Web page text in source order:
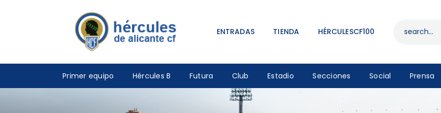
ENTRADAS TIENDA HÉRCULESCF100
Primer equipo Hércules B Futura Club Estadio Secciones Social Prensa
TIENDA